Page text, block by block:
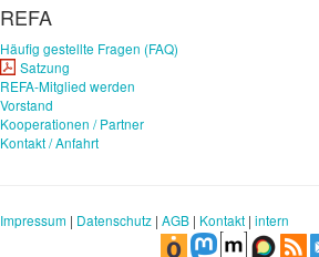
REFA
Häufig gestellte Fragen (FAQ)
Satzung
REFA-Mitglied werden
Vorstand
Kooperationen / Partner
Kontakt / Anfahrt
Impressum | Datenschutz | AGB | Kontakt | intern